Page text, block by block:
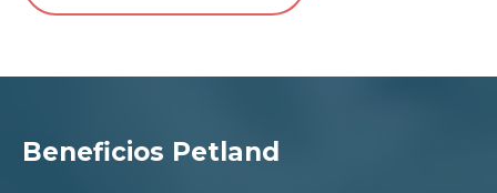
Beneficios Petland